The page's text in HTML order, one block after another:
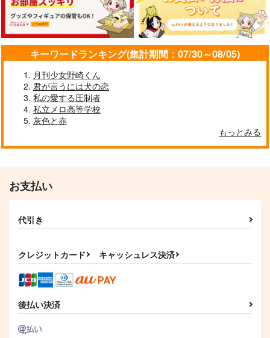
不運はお昼でおしまい
サンプル
作品詳細
キーワードランキング(集計期間：07/30～08/05)
月刊少女野崎くん
君が言うには犬の恋
私の愛する圧制者
私立メロ高等学校
灰色と赤
もっとみる
お支払い
代引き
クレジットカード キャッシュレス決済
後払い決済